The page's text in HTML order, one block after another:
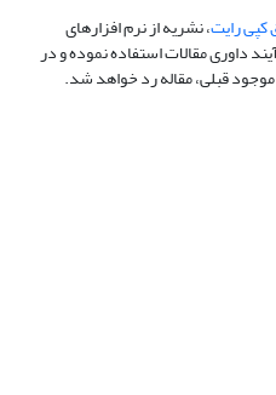
رایت، نشریه از نرم افزارهای
داوری مقالات استفاده نموده و در